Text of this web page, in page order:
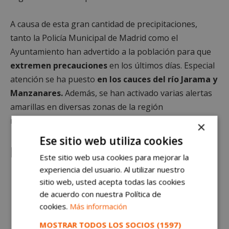
A causa de esta gran cantidad de precipitaciones,
tanto la Policía Municipal de Madrid como el
Ayuntamiento han advertido a la población para que
extremen precaucionesen los últimos días. Especial
atención se ha puesto en los cauces del río Jarama y
Manzanares.Además, se han activado varias alertas
amarillas en diversas zonas de la región
recientemente.
La primavera llama a la puerta
×
Ese sitio web utiliza cookies
Este sitio web usa cookies para mejorar la
experiencia del usuario. Al utilizar nuestro
sitio web, usted acepta todas las cookies
de acuerdo con nuestra Política de
cookies. Más información
MOSTRAR TODOS LOS SOCIOS (1597)